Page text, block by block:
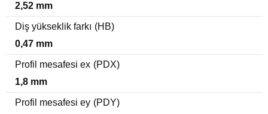
2,52 mm
Diş yükseklik farkı (HB)
0,47 mm
Profil mesafesi ex (PDX)
1,8 mm
Profil mesafesi ey (PDY)